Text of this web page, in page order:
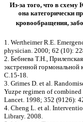
Из-за того, что в схему
она категорически
кровообращения,
1. Wertheimer R.E.
physician. 2000; 62 (10):
2. Бебнева Т.Н.,
экстренной
С.15-18.
3. Grimes D. et al.
Yuzpe regimen of
Lancet. 1998; 352 (9126):
4. Cheng L. et al.
Library. 2008.